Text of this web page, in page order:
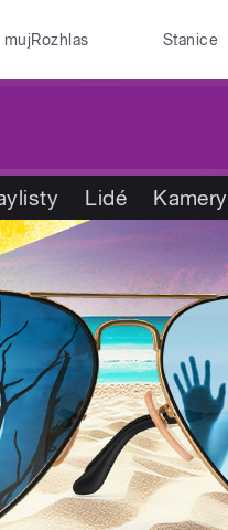
mujRozhlas Stanice
Lidé Kamery